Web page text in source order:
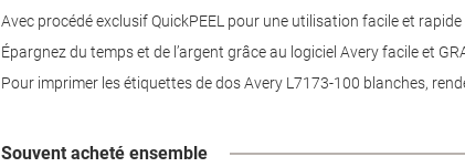
Avec procédé exclusif QuickPEEL pour une utilisation facile et rapide
Épargnez du temps et de l’argent grâce au logiciel Avery facile et
Pour imprimer les étiquettes de dos Avery L7173-100 blanches,
Souvent acheté ensemble